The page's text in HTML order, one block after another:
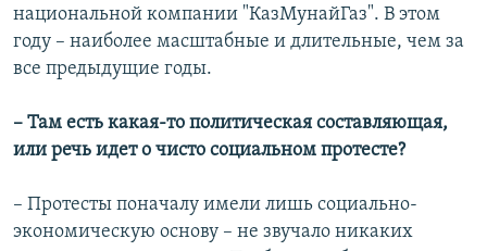
национальной компании "КазМунайГаз". В этом
году – наиболее масштабные и длительные, чем за
все предыдущие годы.
– Там есть какая-то политическая составляющая,
или речь идет о чисто социальном протесте?
– Протесты поначалу имели лишь социально-
экономическую основу – не звучало никаких